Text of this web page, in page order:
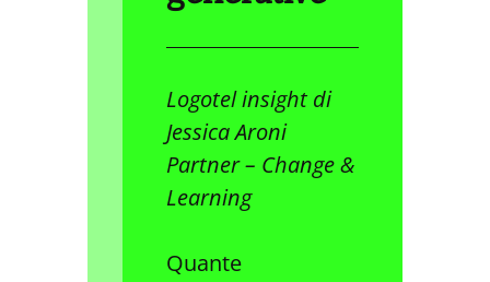
Logotelinsight di
Jessica Aroni
Partner – Change &
Learning
Quante